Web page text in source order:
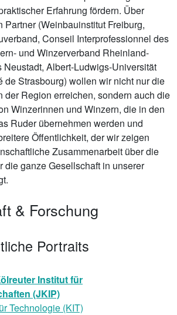
Erfahrung fördern. Über
Partner (Weinbauinstitut Freiburg,
Conseil Interprofessionnel des
und Winzerverband Rheinland-
Neustadt, Albert-Ludwigs-Universität
de Strasbourg) wollen wir nicht nur die
der Region erreichen, sondern auch die
Winzerinnen und Winzern, die in den
Ruder übernehmen werden und
Öffentlichkeit, der wir zeigen
Zusammenarbeit über die
die ganze Gesellschaft in unserer
& Forschung
Portraits
Institut für
(JKIP)
Technologie (KIT)